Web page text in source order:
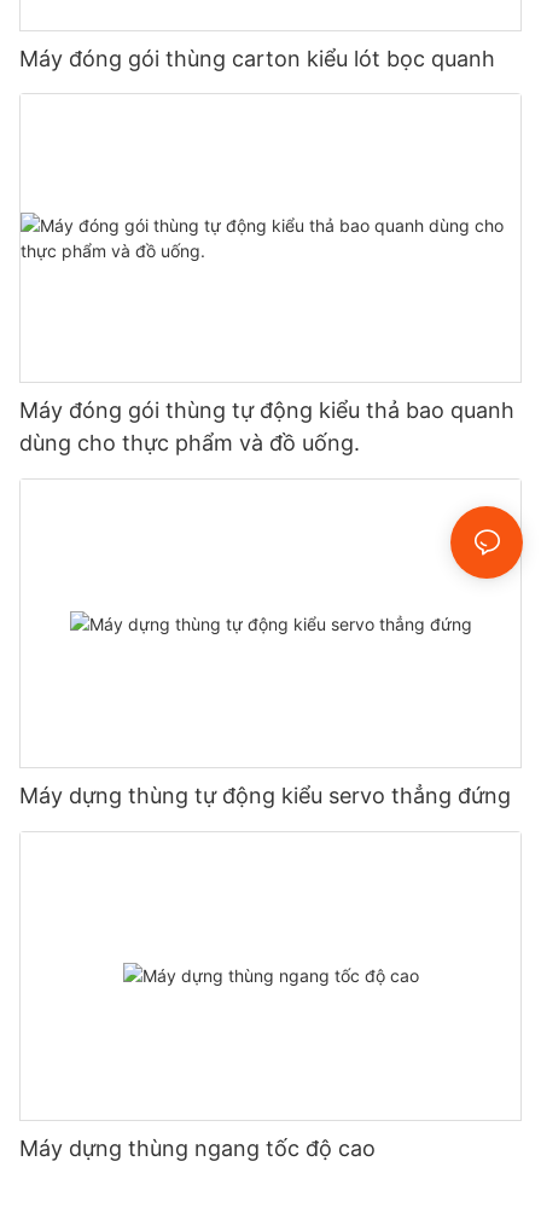
Máy đóng gói thùng carton kiểu lót bọc quanh
Máy đóng gói thùng tự động kiểu thả bao quanh
dùng cho thực phẩm và đồ uống.
Máy dựng thùng tự động kiểu servo thẳng đứng
Máy dựng thùng ngang tốc độ cao